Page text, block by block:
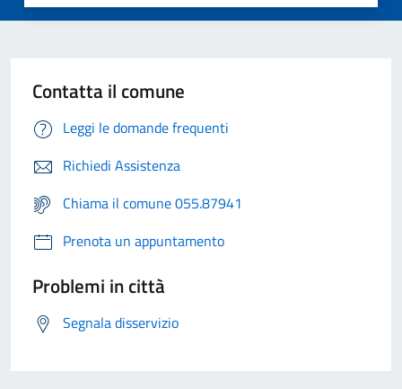
Contatta il comune
Leggi le domande frequenti
Richiedi Assistenza
Chiama il comune 055.87941
Prenota un appuntamento
Problemi in città
Segnala disservizio